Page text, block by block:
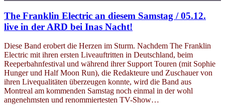
The Franklin Electric an diesem Samstag / 05.12.
live in der ARD bei Inas Nacht!
Diese Band erobert die Herzen im Sturm. Nachdem The Franklin
Electric mit ihren ersten Liveauftritten in Deutschland, beim
Reeperbahnfestival und während ihrer Support Touren (mit Sophie
Hunger und Half Moon Run), die Redakteure und Zuschauer von
ihren Livequalitäten überzeugen konnte, wird die Band aus
Montreal am kommenden Samstag noch einmal in der wohl
angenehmsten und renommiertesten TV-Show…